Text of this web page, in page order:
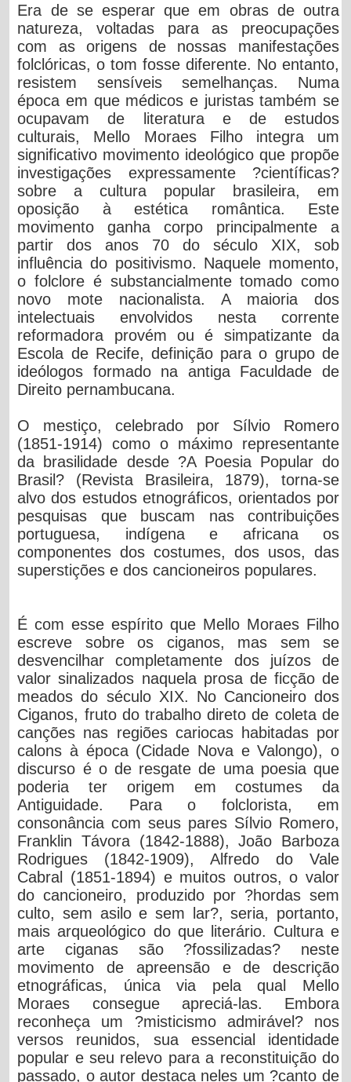
Era de se esperar que em obras de outra
natureza, voltadas para as preocupações
com as origens de nossas manifestações
folclóricas, o tom fosse diferente. No entanto,
resistem sensíveis semelhanças. Numa
época em que médicos e juristas também se
ocupavam de literatura e de estudos
culturais, Mello Moraes Filho integra um
significativo movimento ideológico que propõe
investigações expressamente ?científicas?
sobre a cultura popular brasileira, em
oposição à estética romântica. Este
movimento ganha corpo principalmente a
partir dos anos 70 do século XIX, sob
influência do positivismo. Naquele momento,
o folclore é substancialmente tomado como
novo mote nacionalista. A maioria dos
intelectuais envolvidos nesta corrente
reformadora provém ou é simpatizante da
Escola de Recife, definição para o grupo de
ideólogos formado na antiga Faculdade de
Direito pernambucana.
O mestiço, celebrado por Sílvio Romero
(1851-1914) como o máximo representante
da brasilidade desde ?A Poesia Popular do
Brasil? (Revista Brasileira, 1879), torna-se
alvo dos estudos etnográficos, orientados por
pesquisas que buscam nas contribuições
portuguesa, indígena e africana os
componentes dos costumes, dos usos, das
superstições e dos cancioneiros populares.
É com esse espírito que Mello Moraes Filho
escreve sobre os ciganos, mas sem se
desvencilhar completamente dos juízos de
valor sinalizados naquela prosa de ficção de
meados do século XIX. No Cancioneiro dos
Ciganos, fruto do trabalho direto de coleta de
canções nas regiões cariocas habitadas por
calons à época (Cidade Nova e Valongo), o
discurso é o de resgate de uma poesia que
poderia ter origem em costumes da
Antiguidade. Para o folclorista, em
consonância com seus pares Sílvio Romero,
Franklin Távora (1842-1888), João Barboza
Rodrigues (1842-1909), Alfredo do Vale
Cabral (1851-1894) e muitos outros, o valor
do cancioneiro, produzido por ?hordas sem
culto, sem asilo e sem lar?, seria, portanto,
mais arqueológico do que literário. Cultura e
arte ciganas são ?fossilizadas? neste
movimento de apreensão e de descrição
etnográficas, única via pela qual Mello
Moraes consegue apreciá-las. Embora
reconheça um ?misticismo admirável? nos
versos reunidos, sua essencial identidade
popular e seu relevo para a reconstituição do
passado, o autor destaca neles um ?canto de